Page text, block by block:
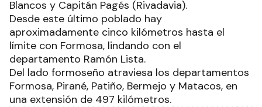
Blancos y Capitán Pagés (Rivadavia).
Desde este último poblado hay
aproximadamente cinco kilómetros hasta el
límite con Formosa, lindando con el
departamento Ramón Lista.
Del lado formoseño atraviesa los departamentos
Formosa, Pirané, Patiño, Bermejo y Matacos, en
una extensión de 497 kilómetros.